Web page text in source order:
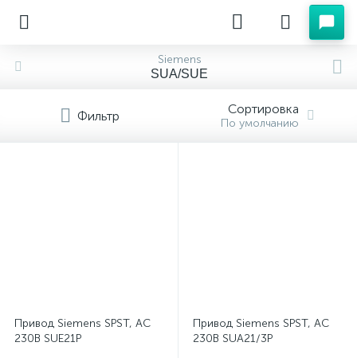
Siemens
SUA/SUE
Фильтр Сортировка
По умолчанию
Привод Siemens SPST, AC
230В SUE21P
Привод Siemens SPST, AC
230В SUA21/3P